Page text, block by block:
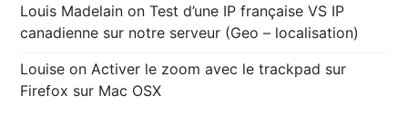
Louis Madelain onTest d’une IP française VS IP
canadienne sur notre serveur (Geo – localisation)
Louise on Activer le zoom avec le trackpad sur
Firefox sur Mac OSX